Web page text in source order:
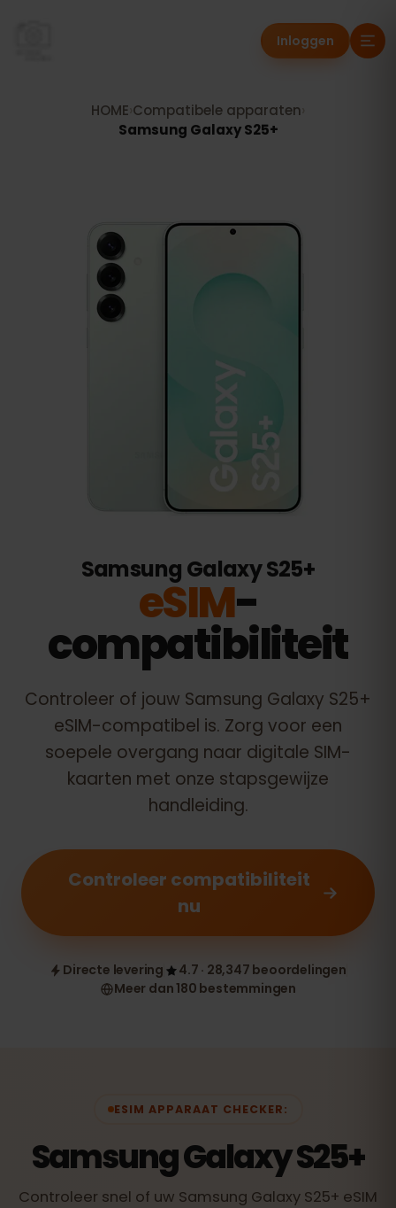
Inloggen
HOME Compatibele apparaten
Samsung Galaxy S25+
Samsung Galaxy S25+
eSIM-
compatibiliteit
Controleer of jouw Samsung Galaxy S25+
eSIM-compatibel is. Zorg voor een
soepele overgang naar digitale SIM-
kaarten met onze stapsgewijze
handleiding.
Controleer compatibiliteit
nu
Directe levering
4.7 · 28,347 beoordelingen
Meer dan 180 bestemmingen
ESIM APPARAAT CHECKER:
Samsung Galaxy S25+
Controleer snel of uw Samsung Galaxy S25+ eSIM